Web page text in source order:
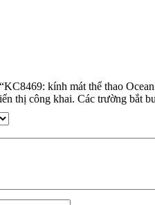
kính mát thể thao
thị công khai. Các trường bắt